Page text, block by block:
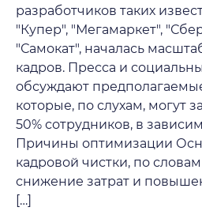
разработчиков таких
"Купер", "Мегамаркет",
"Самокат", началась
кадров. Пресса и
обсуждают
которые, по слухам, могут
50% сотрудников, в
Причины оптимизации
кадровой чистки, по
снижение затрат и
[…]